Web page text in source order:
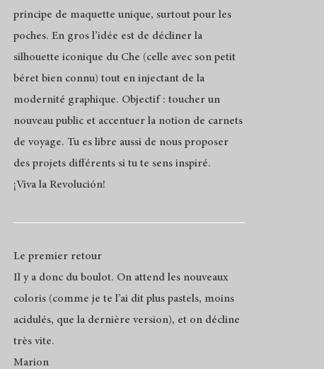
principe de maquette unique, surtout pour les
poches. En gros l’idée est de décliner la
silhouette iconique du Che (celle avec son petit
béret bien connu) tout en injectant de la
modernité graphique. Objectif : toucher un
nouveau public et accentuer la notion de carnets
de voyage. Tu es libre aussi de nous proposer
des projets différents si tu te sens inspiré.
¡Viva la Revolución!
Le premier retour
Il y a donc du boulot. On attend les nouveaux
coloris (comme je te l’ai dit plus pastels, moins
acidulés, que la dernière version), et on décline
très vite.
Marion